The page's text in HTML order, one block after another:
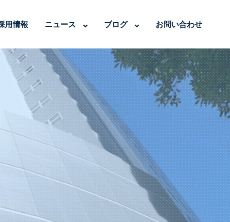
用情報 ニュース ブログ お問い合わせ